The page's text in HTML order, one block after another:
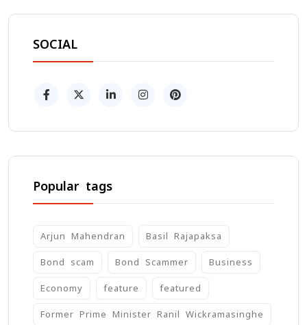
SOCIAL
Popular tags
Arjun Mahendran Basil Rajapaksa
Bond scam Bond Scammer Business
Economy feature featured
Former Prime Minister Ranil Wickramasinghe